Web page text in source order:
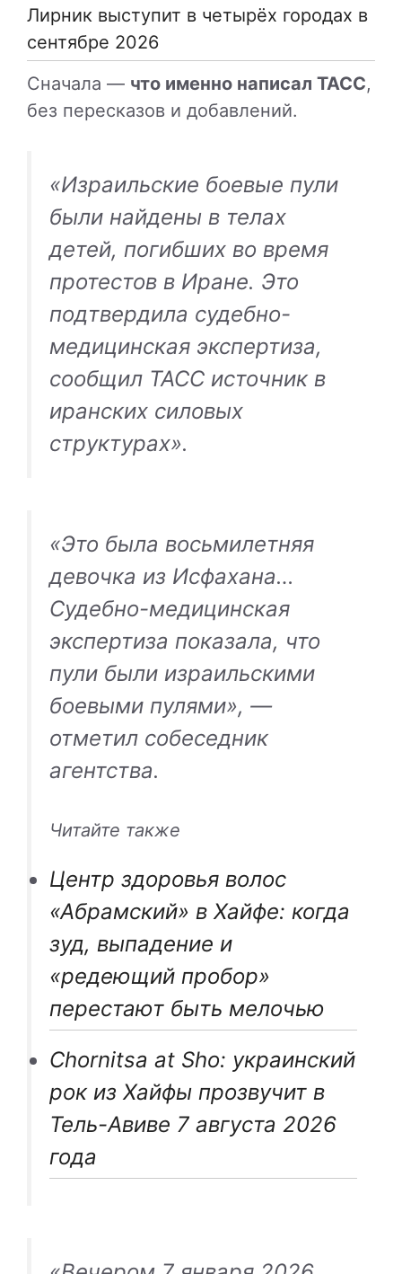
Лирник выступит в четырёх городах в
сентябре 2026
Сначала — что именно написал ТАСС,
без пересказов и добавлений.
«Израильские боевые пули
были найдены в телах
детей, погибших во время
протестов в Иране. Это
подтвердила судебно-
медицинская экспертиза,
сообщил ТАСС источник в
иранских силовых
структурах».
«Это была восьмилетняя
девочка из Исфахана…
Судебно-медицинская
экспертиза показала, что
пули были израильскими
боевыми пулями», —
отметил собеседник
агентства.
Читайте также
Центр здоровья волос
«Абрaмский» в Хайфе: когда
зуд, выпадение и
«редеющий пробор»
перестают быть мелочью
Chornitsa at Sho: украинский
рок из Хайфы прозвучит в
Тель-Авиве 7 августа 2026
года